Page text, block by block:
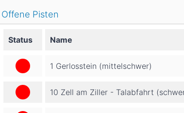
Offene Pisten
Status Name
1 Gerlosstein (mittelschwer)
10 Zell am Ziller - Talabfahrt